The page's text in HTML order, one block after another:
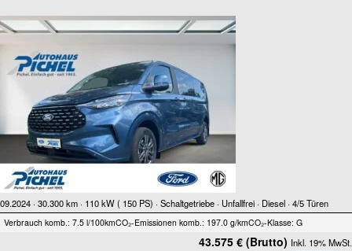
09.2024 · 30.300 km · 110 kW ( 150 PS) · Schaltgetriebe · Unfallfrei · Diesel · 4/5 Türen
Verbrauch komb.: 7.5 l/100kmCO₂-Emissionen komb.: 197.0 g/kmCO₂-Klasse: G
43.575 € (Brutto) Inkl. 19% MwSt.